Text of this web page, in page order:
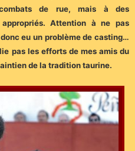
de rue, mais à des
Attention à ne pas
eu un problème de casting…
pas les efforts de mes amis du
de la tradition taurine.